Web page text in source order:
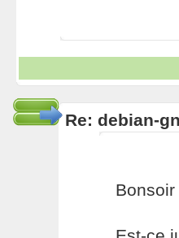
Re: debian-